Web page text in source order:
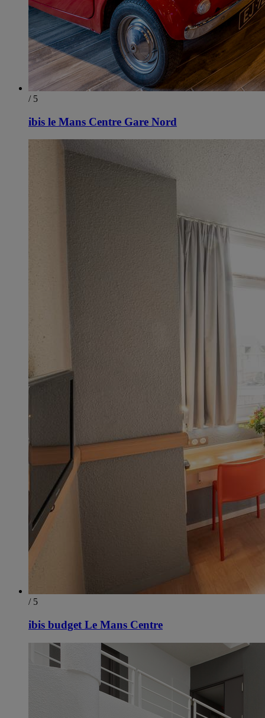
/ 5
ibis le Mans Centre Gare Nord
/ 5
ibis budget Le Mans Centre